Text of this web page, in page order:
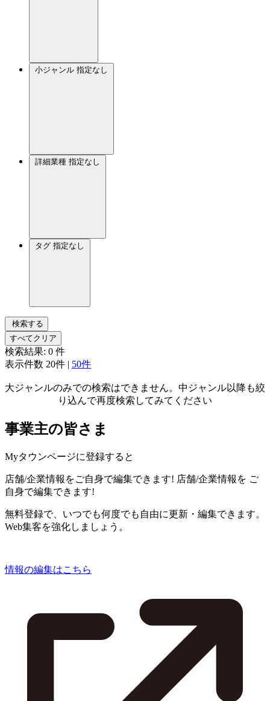
小ジャンル 指定なし
詳細業種 指定なし
タグ 指定なし
検索する
すべてクリア
検索結果: 0 件
表示件数 20件 | 50件
大ジャンルのみでの検索はできません。中ジャンル以降も絞
り込んで再度検索してみてください
事業主の皆さま
Myタウンページに登録すると
店舗/企業情報をご自身で編集できます! 店舗/企業情報を ご
自身で編集できます!
無料登録で、いつでも何度でも自由に更新・編集できます。
Web集客を強化しましょう。
情報の編集はこちら